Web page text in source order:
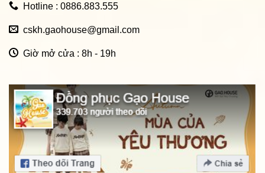
Hotline : 0886.883.555
cskh.gaohouse@gmail.com
Giờ mở cửa : 8h - 19h